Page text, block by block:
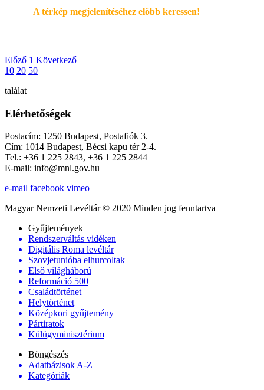
A térkép megjelenítéséhez elöbb keressen!
Előző 1 Következő
10 20 50
találat
Elérhetőségek
Postacím: 1250 Budapest, Postafiók 3.
Cím: 1014 Budapest, Bécsi kapu tér 2-4.
Tel.: +36 1 225 2843, +36 1 225 2844
E-mail: info@mnl.gov.hu
e-mail facebook vimeo
Magyar Nemzeti Levéltár © 2020 Minden jog fenntartva
Gyűjtemények
Rendszerváltás vidéken
Digitális Roma levéltár
Szovjetunióba elhurcoltak
Első világháború
Reformáció 500
Családtörténet
Helytörténet
Középkori gyűjtemény
Pártiratok
Külügyminisztérium
Böngészés
Adatbázisok A-Z
Kategóriák